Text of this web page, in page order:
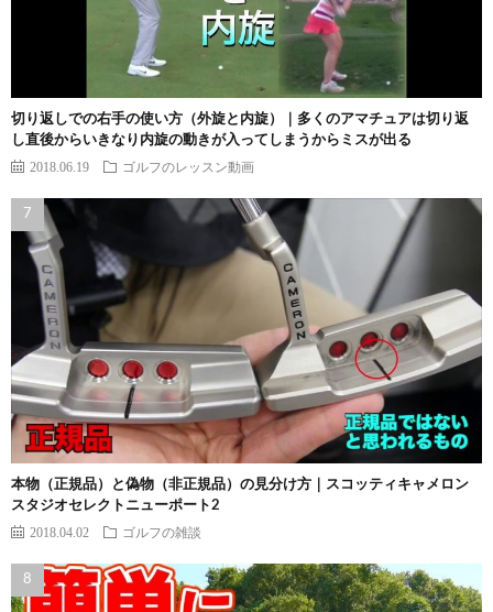
切り返しでの右手の使い方（外旋と内旋）｜多くのアマチュアは切り返
し直後からいきなり内旋の動きが入ってしまうからミスが出る
2018.06.19 ゴルフのレッスン動画
本物（正規品）と偽物（非正規品）の見分け方｜スコッティキャメロン
スタジオセレクトニューポート2
2018.04.02 ゴルフの雑談